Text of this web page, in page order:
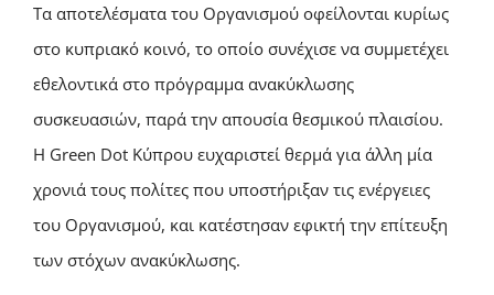
Τα αποτελέσματα του Οργανισμού οφείλονται κυρίως
στο κυπριακό κοινό, το οποίο συνέχισε να συμμετέχει
εθελοντικά στο πρόγραμμα ανακύκλωσης
συσκευασιών, παρά την απουσία θεσμικού πλαισίου.
Η Green Dot Κύπρου ευχαριστεί θερμά για άλλη μία
χρονιά τους πολίτες που υποστήριξαν τις ενέργειες
του Οργανισμού, και κατέστησαν εφικτή την επίτευξη
των στόχων ανακύκλωσης.